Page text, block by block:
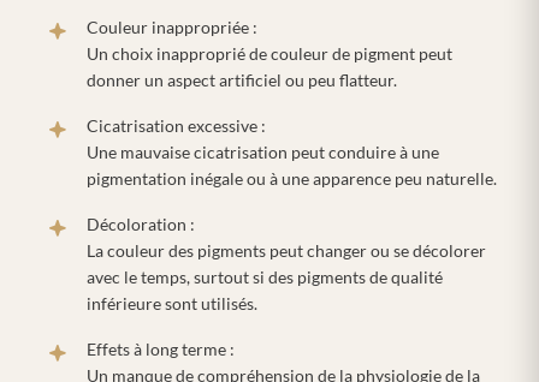
Couleur inappropriée :
Un choix inapproprié de couleur de pigment peut
donner un aspect artificiel ou peu flatteur.
Cicatrisation excessive :
Une mauvaise cicatrisation peut conduire à une
pigmentation inégale ou à une apparence peu naturelle.
Décoloration :
La couleur des pigments peut changer ou se décolorer
avec le temps, surtout si des pigments de qualité
inférieure sont utilisés.
Effets à long terme :
Un manque de compréhension de la physiologie de la